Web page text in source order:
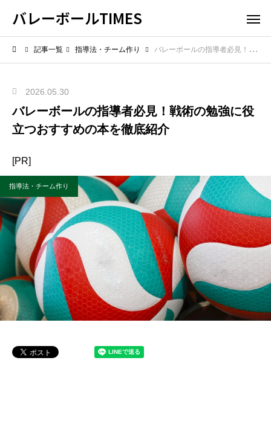
バレーボールTIMES
記事一覧 指導法・チーム作り バレーボールの指導者必見！戦術の勉強に役立つおすすめの本を徹底紹介
2026.05.30
バレーボールの指導者必見！戦術の勉強に役
立つおすすめの本を徹底紹介
[PR]
指導法・チーム作り